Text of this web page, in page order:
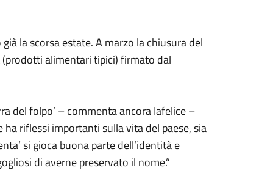
la scorsa estate. A marzo la chiusura del
alimentari tipici) firmato dal
del folpo’ – commenta ancora Iafelice –
riflessi importanti sulla vita del paese, sia
si gioca buona parte dell’identità e
di averne preservato il nome.”